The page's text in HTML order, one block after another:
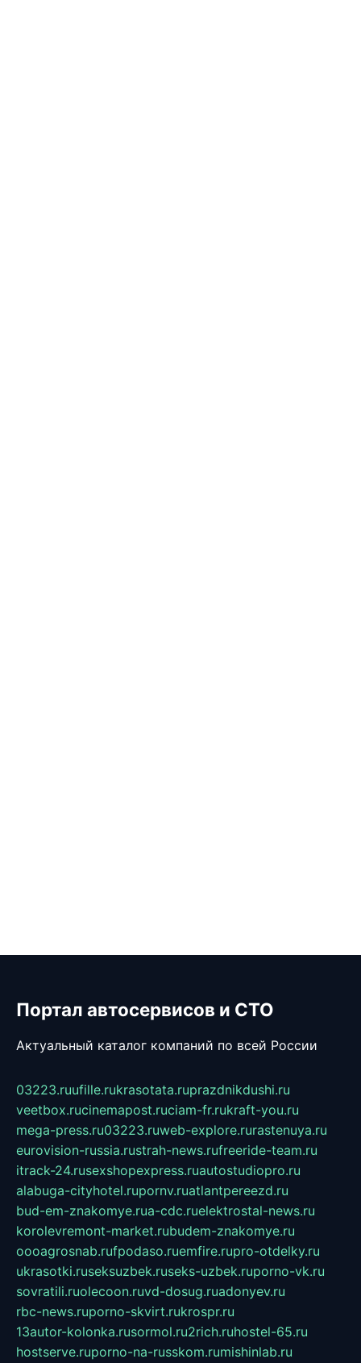
Портал автосервисов и СТО
Актуальный каталог компаний по всей России
03223.ruufille.rukrasotata.ruprazdnikdushi.ru
veetbox.rucinemapost.ruciam-fr.rukraft-you.ru
mega-press.ru03223.ruweb-explore.rurastenuya.ru
eurovision-russia.rustrah-news.rufreeride-team.ru
itrack-24.rusexshopexpress.ruautostudiopro.ru
alabuga-cityhotel.rupornv.ruatlantpereezd.ru
bud-em-znakomye.rua-cdc.ruelektrostal-news.ru
korolevremont-market.rubudem-znakomye.ru
oooagrosnab.rufpodaso.ruemfire.rupro-otdelky.ru
ukrasotki.ruseksuzbek.ruseks-uzbek.ruporno-vk.ru
sovratili.ruolecoon.ruvd-dosug.ruadonyev.ru
rbc-news.ruporno-skvirt.rukrospr.ru
13autor-kolonka.rusormol.ru2rich.ruhostel-65.ru
hostserve.ruporno-na-russkom.rumishinlab.ru